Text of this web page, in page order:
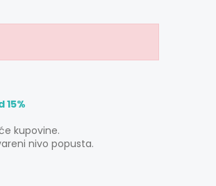
kupovine.
nivo popusta.